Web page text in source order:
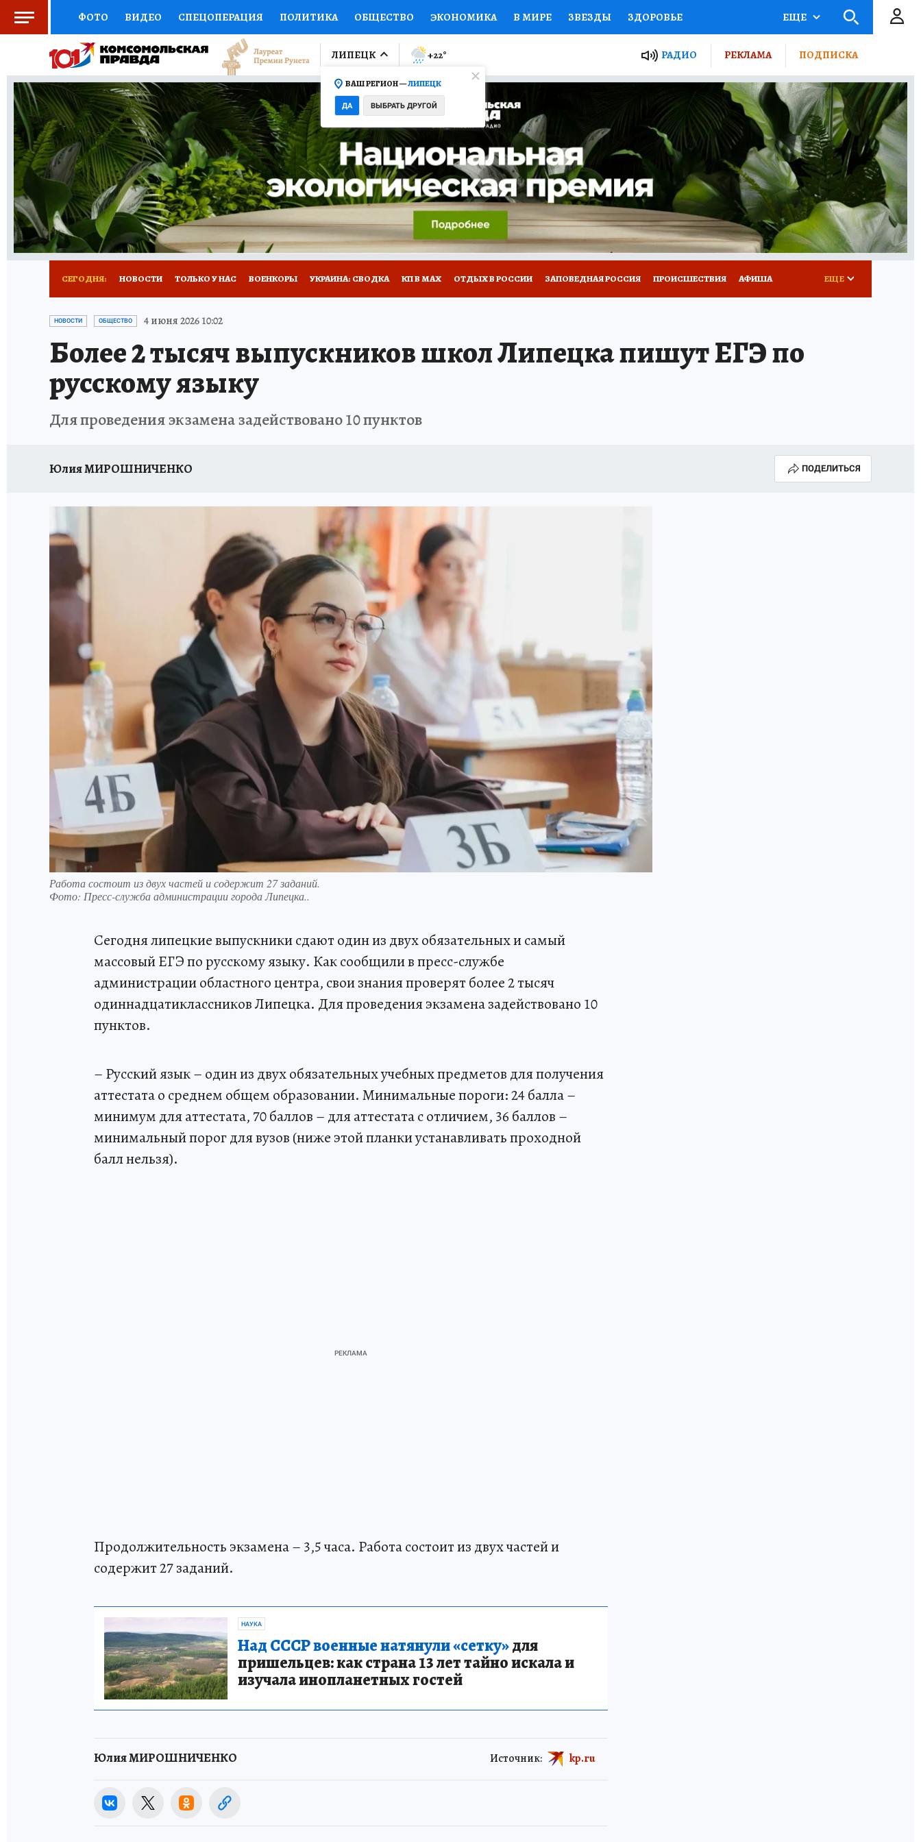
ФОТО ВИДЕО СПЕЦОПЕРАЦИЯ ПОЛИТИКА ОБЩЕСТВО ЭКОНОМИКА В МИРЕ ЗВЕЗДЫ ЗДОРОВЬЕ
СОЦПОДДЕРЖКА НАУКА СПОРТ КОЛУМНИСТЫ ПРОИСШЕСТВИЯ НАЦИОНАЛЬНЫЕ ПРОЕКТЫ РОССИИ
ВЫБОР ЭКСПЕРТОВ ДОКТОР ФИНАНСЫ ОТКРЫВАЕМ МИР Я ЗНАЮ СЕМЬЯ ЖЕНСКИЕ СЕКРЕТЫ ПУТЕВОДИТЕЛЬ
КНИЖНАЯ ПОЛКА ПРОГНОЗЫ НА СПОРТ ПРОМОКОДЫ СЕРИАЛЫ СПЕЦПРОЕКТЫ ДЕФИЦИТ ЖЕЛЕЗА ТУРИЗМ
ПРЕСС-ЦЕНТР НЕДВИЖИМОСТЬ ТЕЛЕВИЗОР КОЛЛЕКЦИИ КОНКУРСЫ РАБОТА У НАС ГИД ПОТРЕБИТЕЛЯ ВСЕ О КП
РАДИО КП ТЕСТЫ НОВОЕ НА САЙТЕ РЕКЛАМА
ЕЩЕ
ЛИПЕЦК
ВАШ РЕГИОН —ЛИПЕЦК
ДА ВЫБРАТЬ ДРУГОЙ
+22° РАДИО РЕКЛАМА ПОДПИСКА
СЕГОДНЯ: НОВОСТИ ТОЛЬКО У НАС ВОЕНКОРЫ УКРАИНА: СВОДКА КП В МАХ ОТДЫХ В РОССИИ ЗАПОВЕДНАЯ РОССИЯ ПРОИСШЕСТВИЯ АФИША
ИСПЫТАНО НА СЕБЕ
ЕЩЕ
НОВОСТИ ОБЩЕСТВО 4 июня 2026 10:02
Более 2 тысяч выпускников школ Липецка пишут ЕГЭ по
русскому языку
Для проведения экзамена задействовано 10 пунктов
Юлия МИРОШНИЧЕНКО ПОДЕЛИТЬСЯ
Работа состоит из двух частей и содержит 27 заданий.
Фото: Пресс-служба администрации города Липецка..
Сегодня липецкие выпускники сдают один из двух обязательных и самый
массовый ЕГЭ по русскому языку. Как сообщили в пресс-службе
администрации областного центра, свои знания проверят более 2 тысяч
одиннадцатиклассников Липецка. Для проведения экзамена задействовано 10
пунктов.
– Русский язык – один из двух обязательных учебных предметов для получения
аттестата о среднем общем образовании. Минимальные пороги: 24 балла –
минимум для аттестата, 70 баллов – для аттестата с отличием, 36 баллов –
минимальный порог для вузов (ниже этой планки устанавливать проходной
балл нельзя).
Продолжительность экзамена – 3,5 часа. Работа состоит из двух частей и
содержит 27 заданий.
НАУКА
Над СССР военные натянули «сетку»для
пришельцев: как страна 13 лет тайно искала и
изучала инопланетных гостей
Юлия МИРОШНИЧЕНКО Источник: kp.ru